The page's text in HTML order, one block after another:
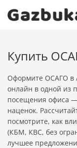
Купить
Оформите ОСАГО в
онлайн в одной из
посещения офиса
наценок.
посмотрите, как
(КБМ, КВС, без
лучшее